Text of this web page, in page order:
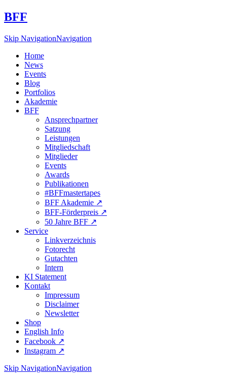
BFF
Skip NavigationNavigation
Home
News
Events
Blog
Portfolios
Akademie
BFF
Ansprechpartner
Satzung
Leistungen
Mitgliedschaft
Mitglieder
Events
Awards
Publikationen
#BFFmastertapes
BFF Akademie ↗︎
BFF-Förderpreis ↗︎
50 Jahre BFF ↗︎
Service
Linkverzeichnis
Fotorecht
Gutachten
Intern
KI Statement
Kontakt
Impressum
Disclaimer
Newsletter
Shop
English Info
Facebook ↗︎
Instagram ↗︎
Skip NavigationNavigation